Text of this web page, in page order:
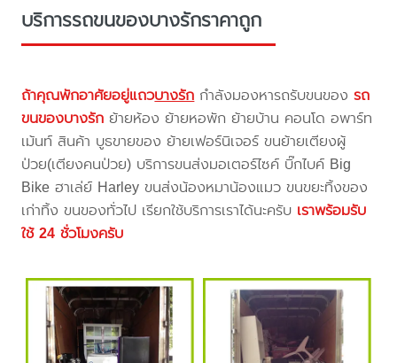
บริการรถขนของบางรักราคาถูก
ถ้าคุณพักอาศัยอยู่แถวบางรัก กำลังมองหารถรับขนของรถ
ขนของบางรัก ย้ายห้อง ย้ายหอพัก ย้ายบ้าน คอนโด อพาร์ท
เม้นท์ สินค้า บูธขายของ ย้ายเฟอร์นิเจอร์ ขนย้ายเตียงผู้
ป่วย(เตียงคนป่วย) บริการขนส่งมอเตอร์ไซค์ บิ๊กไบค์ Big
Bike ฮาเล่ย์ Harley ขนส่งน้องหมาน้องแมว ขนขยะทิ้งของ
เก่าทิ้ง ขนของทั่วไป เรียกใช้บริการเราได้นะครับ เราพร้อมรับ
ใช้ 24 ชั่วโมงครับ